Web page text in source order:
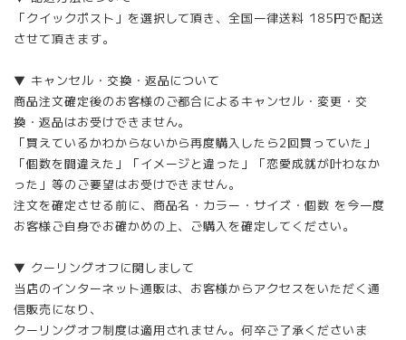
「クイックポスト」を選択して頂き、全国一律送料 185円で配送
させて頂きます。
▼ キャンセル・交換・返品について
商品注文確定後のお客様のご都合によるキャンセル・変更・交
換・返品はお受けできません。
「買えているかわからないから再度購入したら2回買っていた」
「個数を間違えた」「イメージと違った」「恋愛成就が叶わなか
った」等のご要望はお受けできません。
注文を確定させる前に、商品名・カラー・サイズ・個数 を今一度
お客様ご自身でお確かめの上、ご購入を確定してください。
▼ クーリングオフに関しまして
当店のインターネット通販は、お客様からアクセスをいただく通
信販売になり、
クーリングオフ制度は適用されません。何卒ご了承くださいま